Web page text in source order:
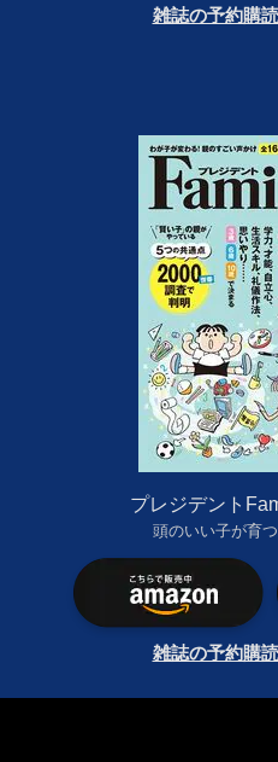
雑誌の予約購
プレジデント
頭のいい子が育
雑誌の予約購